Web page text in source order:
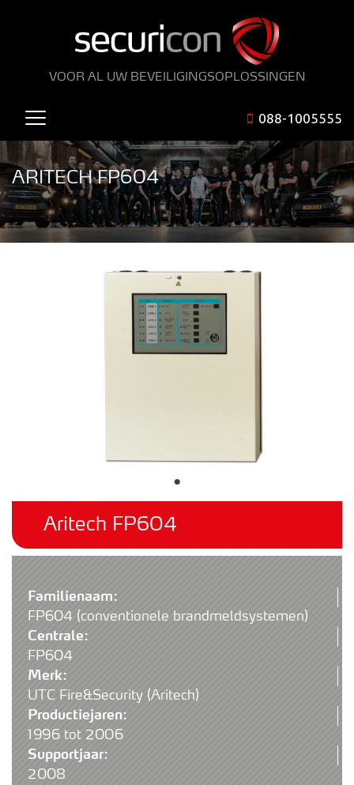
VOOR AL UW BEVEILIGINGSOPLOSSINGEN
088-1005555
ARITECH FP604
Familienaam:
FP604 (conventionele brandmeldsystemen)
Centrale:
FP604
Merk:
UTC Fire&Security (Aritech)
Productiejaren:
1996 tot 2006
Supportjaar:
2008
Aritech FP604